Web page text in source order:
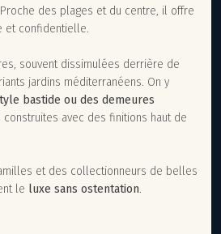
des plages et du centre, il offre
et confidentielle.
souvent dissimulées derrière de
jardins méditerranéens. On y
bastide ou des demeures
construites avec des finitions haut de
et des collectionneurs de belles
le luxe sans ostentation.